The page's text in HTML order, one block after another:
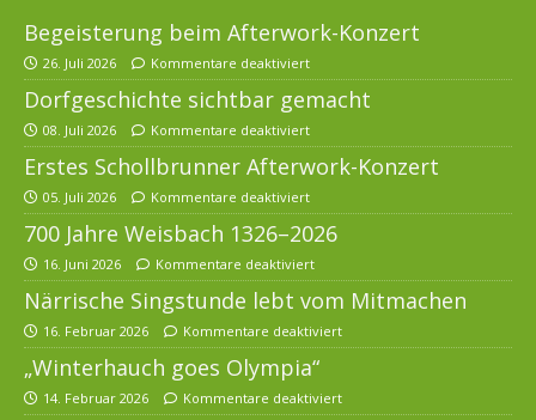
Begeisterung beim Afterwork-Konzert
26. Juli 2026 Kommentare deaktiviert
Dorfgeschichte sichtbar gemacht
08. Juli 2026 Kommentare deaktiviert
Erstes Schollbrunner Afterwork-Konzert
05. Juli 2026 Kommentare deaktiviert
700 Jahre Weisbach 1326–2026
16. Juni 2026 Kommentare deaktiviert
Närrische Singstunde lebt vom Mitmachen
16. Februar 2026 Kommentare deaktiviert
„Winterhauch goes Olympia“
14. Februar 2026 Kommentare deaktiviert